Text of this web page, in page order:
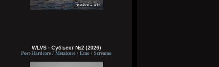
WLVS - Субъект №2 (2026)
Post-Hardcore / Metalcore / Emo / Screamo